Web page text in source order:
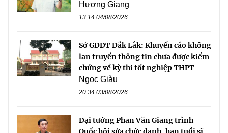
Hương Giang
13:14 04/08/2026
Sở GDĐT Đắk Lắk: Khuyến cáo không
lan truyền thông tin chưa được kiểm
chứng về kỳ thi tốt nghiệp THPT
Ngọc Giàu
20:34 03/08/2026
Đại tướng Phan Văn Giang trình